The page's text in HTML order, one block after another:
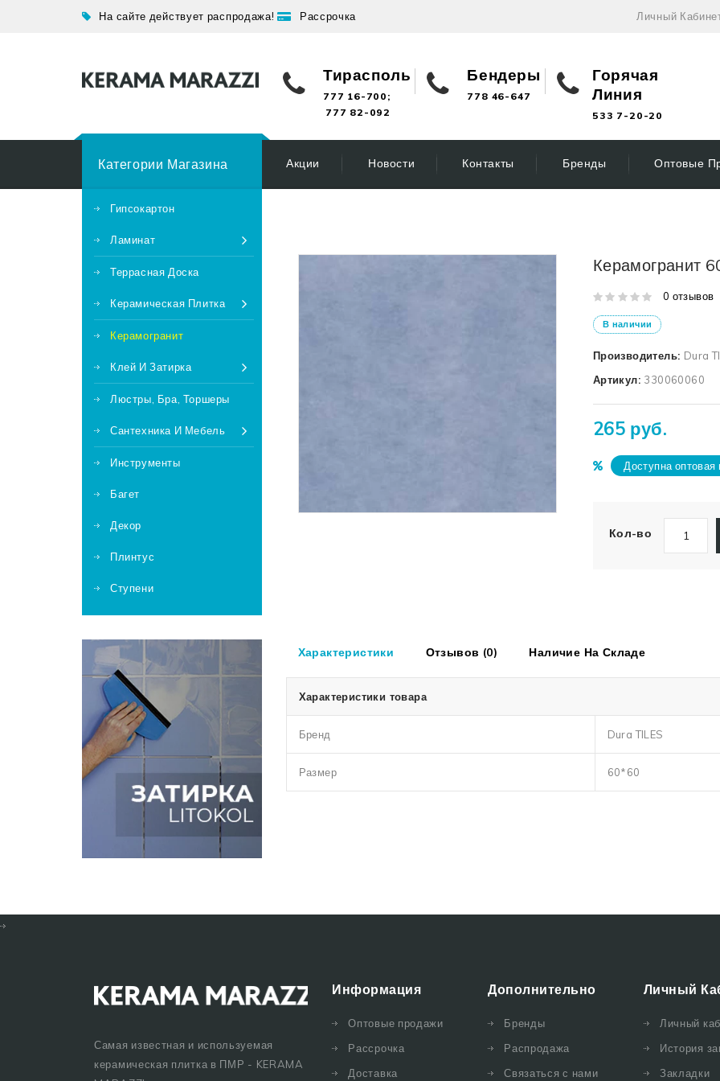
На сайте действует распродажа! Рассрочка Личный
Тирасполь
777 16-700;
777 82-092
Бендеры
778 46-647
Горячая
Линия
533 7-20-20
Акции Новости Контакты Бренды Оптовые
Категории Магазина
Гипсокартон
Ламинат
Террасная Доска
Керамическая Плитка
Керамогранит
Клей И Затирка
Люстры, Бра, Торшеры
Сантехника И Мебель
Инструменты
Багет
Декор
Плинтус
Ступени
Керамогранит
0 отзывов
В наличии
Производитель: Dura
Артикул: 330060060
265 руб.
Доступна оптовая
Кол-во
Характеристики Отзывов (0) Наличие На Складе
Характеристики товара
Бренд Dura TILES
Размер 60*60
Самая известная и используемая
керамическая плитка в ПМР - KERAMA
Информация
Оптовые продажи
Рассрочка
Доставка
Дополнительно
Бренды
Распродажа
Связаться с нами
Личный
Личный
История
Закладки